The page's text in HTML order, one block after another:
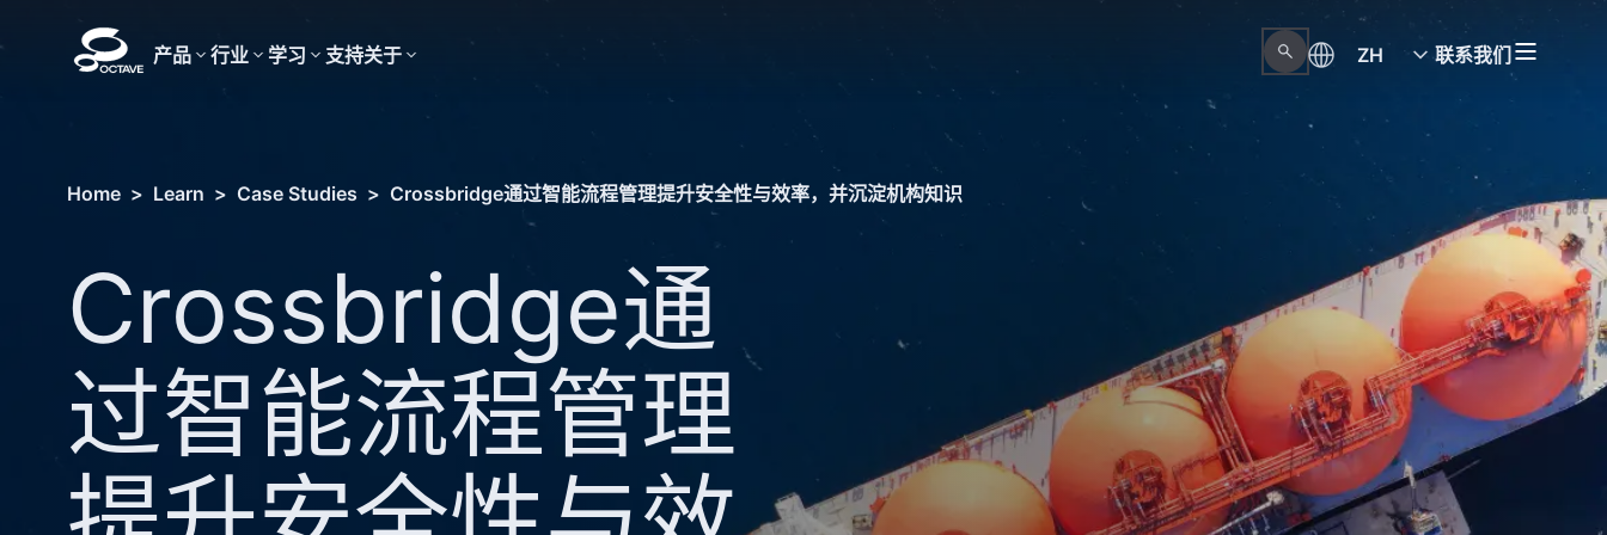
产品 行业 学习 支持关于 ZH 联系我们
Home > Learn > Case Studies > Crossbridge通过智能流程管理提升安全性与效率，并沉淀机构知识
Crossbridge通
过智能流程管理